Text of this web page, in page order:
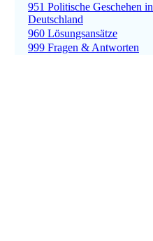
951 Politische Geschehen in
Deutschland
960 Lösungsansätze
999 Fragen & Antworten